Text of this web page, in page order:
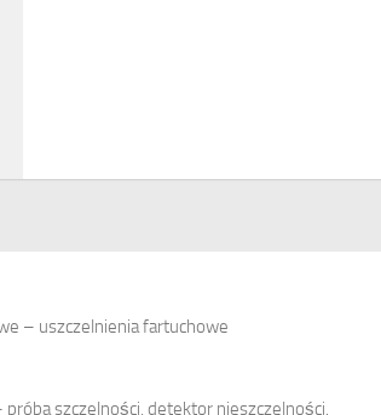
– uszczelnienia fartuchowe
próba szczelności, detektor nieszczelności.